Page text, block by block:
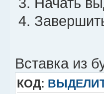
Вставка из
КОД: